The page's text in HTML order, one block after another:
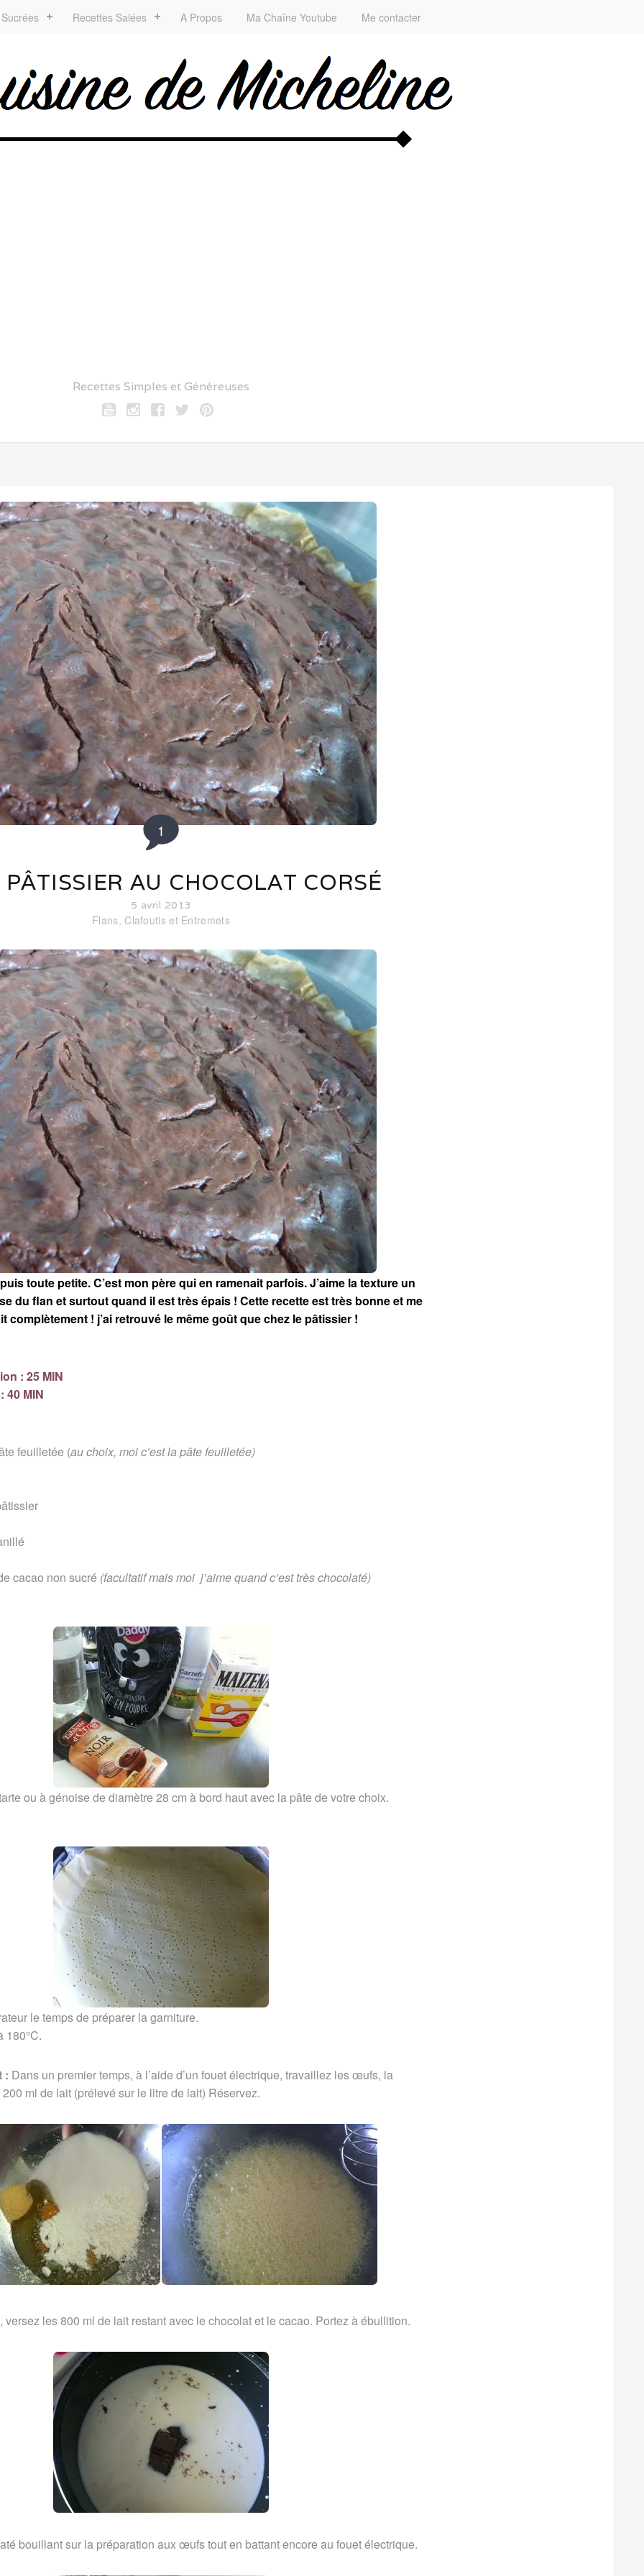
Recettes Salées A Propos Ma Chaîne Youtube Me contacter
Recettes Simples et Généreuses
1
AU CHOCOLAT CORSÉ
5 avril 2013
Flans, Clafoutis et Entremets
toute petite. C’est mon père qui en ramenait parfois. J’aime la texture un
du flan et surtout quand il est très épais ! Cette recette est très bonne et me
complètement ! j’ai retrouvé le même goût que chez le pâtissier !
: 25 MIN
40 MIN
feuilletée (au choix, moi c’est la pâte feuilletée)
cacao non sucré (facultatif mais moi j’aime quand c’est très chocolaté)
ou à génoise de diamètre 28 cm à bord haut avec la pâte de votre choix.
le temps de préparer la garniture.
180°C.
: Dans un premier temps, à l’aide d’un fouet électrique, travaillez les œufs, la
ml de lait (prélevé sur le litre de lait) Réservez.
versez les 800 ml de lait restant avec le chocolat et le cacao. Portez à ébullition.
bouillant sur la préparation aux œufs tout en battant encore au fouet électrique.